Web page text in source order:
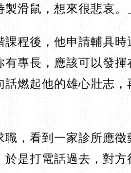
製滑鼠，想來很悲哀
課程後，他申請輔具
有專長，應該可以發
燃起他的雄心壯志，
職，看到一家診所應
於是打電話過去，對